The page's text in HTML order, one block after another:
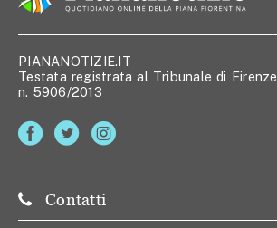
PIANANOTIZIE.IT
Testata registrata al Tribunale di Firenze,
n. 5906/2013
Contatti